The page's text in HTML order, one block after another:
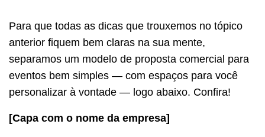
Para que todas as dicas que trouxemos no tópico
anterior fiquem bem claras na sua mente,
separamos um modelo de proposta comercial para
eventos bem simples — com espaços para você
personalizar à vontade — logo abaixo. Confira!
[Capa com o nome da empresa]